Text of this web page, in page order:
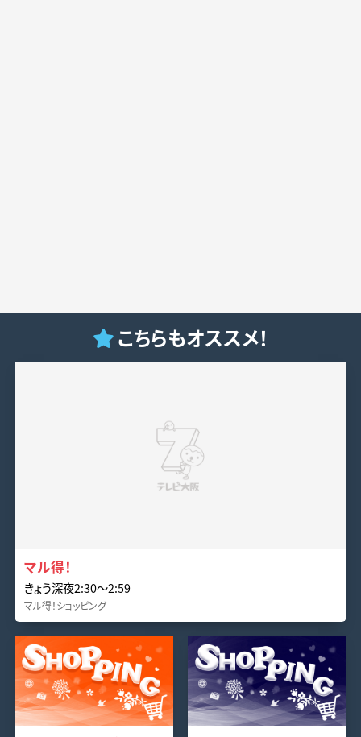
こちらもオススメ！
マル得！
きょう深夜2:30〜2:59
マル得！ショッピング